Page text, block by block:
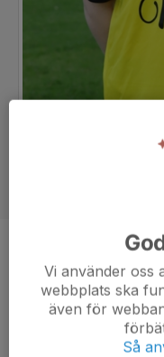
-
Ålder
Vi använder oss
webbplats ska
även för
Så